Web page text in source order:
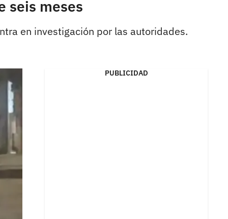
seis meses
en investigación por las autoridades.
PUBLICIDAD